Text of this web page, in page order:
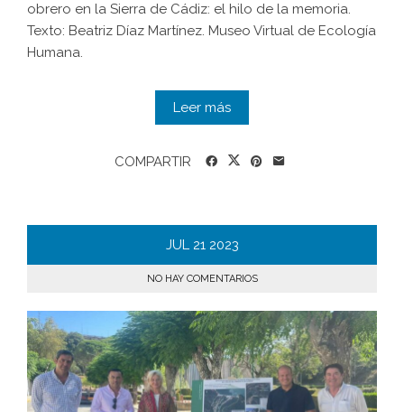
obrero en la Sierra de Cádiz: el hilo de la memoria.
Texto: Beatriz Díaz Martínez. Museo Virtual de Ecología
Humana.
Leer más
COMPARTIR
JUL 21 2023
NO HAY COMENTARIOS